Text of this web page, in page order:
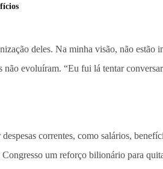
deles. Na minha visão, não
não evoluíram. “Eu fui lá tentar
correntes, como salários,
um reforço bilionário para